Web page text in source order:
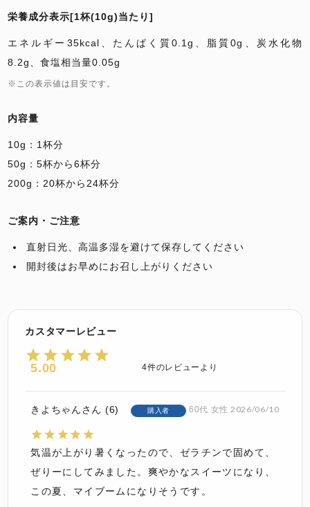
栄養成分表示[1杯(10g)当たり]
エネルギー35kcal、たんぱく質0.1g、脂質0g、炭水化物
8.2g、食塩相当量0.05g
※この表示値は目安です。
内容量
10g：1杯分
50g：5杯から6杯分
200g：20杯から24杯分
ご案内・ご注意
直射日光、高温多湿を避けて保存してください
開封後はお早めにお召し上がりください
5.00 4
きよちゃん 6 購入者 60代 女性 2026/06/10
気温が上がり暑くなったので、ゼラチンで固めて、
ぜりーにしてみました。爽やかなスイーツになり、
この夏、マイブームになりそうです。